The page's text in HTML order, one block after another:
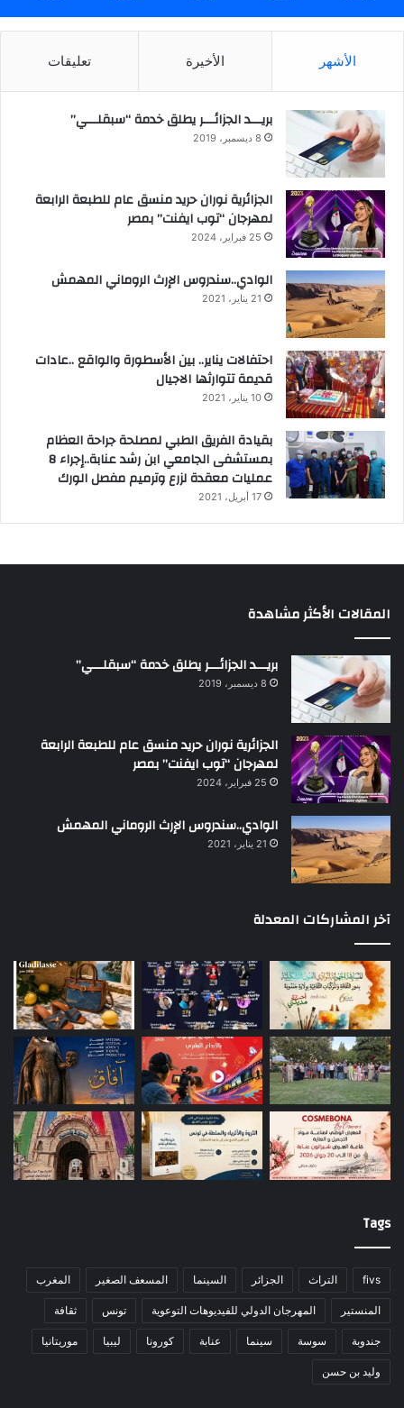
الأشهر الأخيرة تعليقات
بريـــد الجزائـــر يطلق خدمة “سبقلـــي”
8 ديسمبر، 2019
الجزائرية نوران حريد منسق عام للطبعة الرابعة
لمهرجان “توب ايفنت” بمصر
25 فبراير، 2024
الوادي..سندروس الإرث الروماني المهمش
21 يناير، 2021
احتفالات يناير.. بين الأسطورة والواقع ..عادات
قديمة تتوارثها الاجيال
10 يناير، 2021
بقيادة الفريق الطبي لمصلحة جراحة العظام
بمستشفى الجامعي ابن رشد عنابة..إجراء 8
عمليات معقدة لزرع وترميم مفصل الورك
17 أبريل، 2021
المقالات الأكثر مشاهدة
بريـــد الجزائـــر يطلق خدمة “سبقلـــي”
8 ديسمبر، 2019
الجزائرية نوران حريد منسق عام للطبعة الرابعة
لمهرجان “توب ايفنت” بمصر
25 فبراير، 2024
الوادي..سندروس الإرث الروماني المهمش
21 يناير، 2021
آخر المشاركات المعدلة
Tags
fivs التراث الجزائر السينما المسعف الصغير المغرب
المنستير المهرجان الدولي للفيديوهات التوعوية تونس ثقافة
جندوبة سوسة سينما عنابة كورونا ليبيا موريتانيا
وليد بن حسن